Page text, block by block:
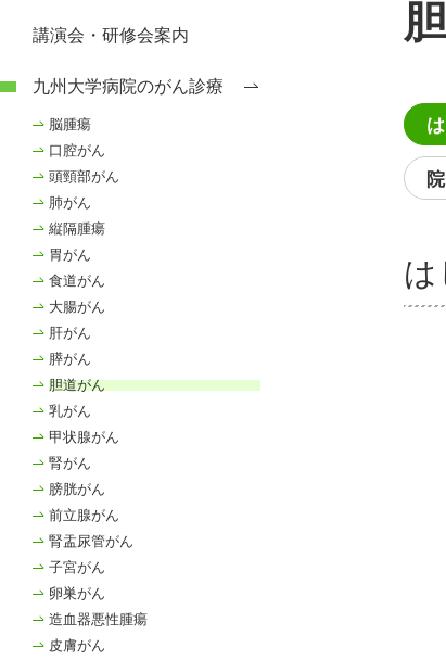
講演会・研修会案内
九州大学病院のがん診療
脳腫瘍
口腔がん
頭頸部がん
肺がん
縦隔腫瘍
胃がん
食道がん
大腸がん
肝がん
膵がん
胆道がん
乳がん
甲状腺がん
腎がん
膀胱がん
前立腺がん
腎盂尿管がん
子宮がん
卵巣がん
造血器悪性腫瘍
皮膚がん
は